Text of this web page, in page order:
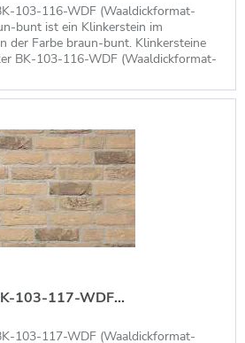
Händler für ganz Deutschland,
und die Schweiz
Verantwortung
hat als eine zentrale
kollektive Wohlbefinden für sich
und finanzieller Erfolg sind kein
primäre Leitlinie ist das kollektive
Mitarbeiterinnen und Mitarbeiter,
oder die Umwelt – in diesen vier
Wohlbefindens wider. Soziale
eine stetig verbesserte
103-116-WDF (Waaldickformat-
bunt ist ein Klinkerstein im
der Farbe braun-bunt. Klinkersteine
BK-103-116-WDF (Waaldickformat-
die Maße 215 x 100 x 65 mm (LxBxH),
103-117-WDF...
103-117-WDF (Waaldickformat-